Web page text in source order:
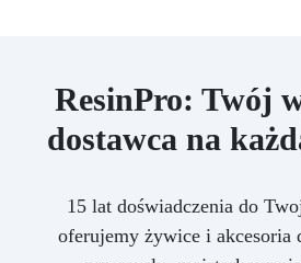
ResinPro: Twój
dostawca na
15 lat doświadczenia do
oferujemy żywice i akcesoria